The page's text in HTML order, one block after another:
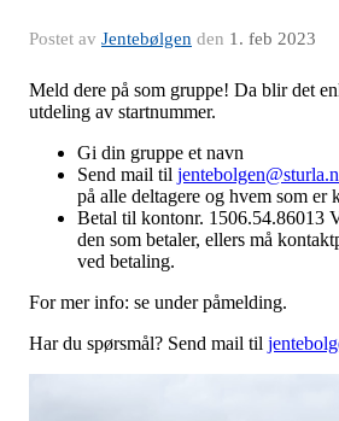
Postet av Jentebølgen den 1. feb 2023
Meld dere på som gruppe! Da blir det
utdeling av startnummer.
Gi din gruppe et navn
Send mail til
på alle deltagere og hvem som er
Betal til kontonr. 1506.54.86013
den som betaler, ellers må
ved betaling.
For mer info: se under påmelding.
Har du spørsmål? Send mail til